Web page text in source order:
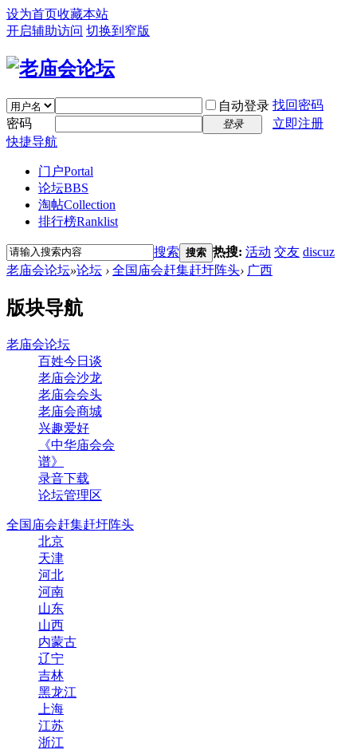
设为首页收藏本站
开启辅助访问 切换到窄版
自动登录 找回密码
密码
登录
立即注册
快捷导航
门户Portal
论坛BBS
淘帖Collection
排行榜Ranklist
搜索 搜索 热搜: 活动 交友 discuz
老庙会论坛»论坛 › 全国庙会赶集赶圩阵头› 广西
版块导航
老庙会论坛
百姓今日谈
老庙会沙龙
老庙会会头
老庙会商城
兴趣爱好
《中华庙会会
谱》
录音下载
论坛管理区
全国庙会赶集赶圩阵头
北京
天津
河北
河南
山东
山西
内蒙古
辽宁
吉林
黑龙江
上海
江苏
浙江